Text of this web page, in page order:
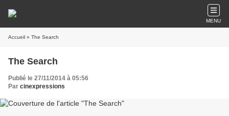
MENU
Accueil » The Search
The Search
Publié le 27/11/2014 à 05:56
Par cinexpressions